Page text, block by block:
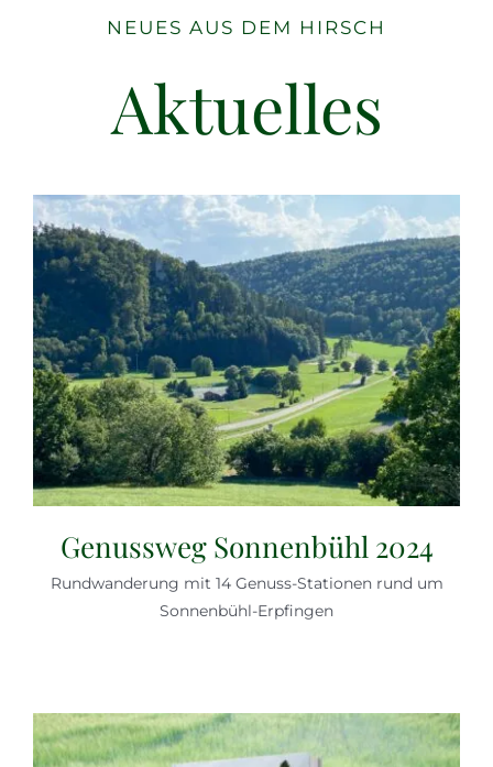
NEUES AUS DEM HIRSCH
Aktuelles
Genussweg Sonnenbühl 2024
Rundwanderung mit 14 Genuss-Stationen rund um
Sonnenbühl-Erpfingen